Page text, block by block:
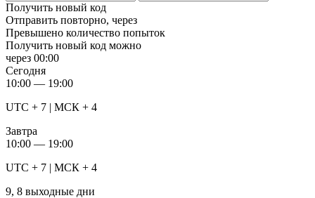
Получить новый код
Отправить повторно, через
Превышено количество попыток
Получить новый код можно
через 00:00
Сегодня
10:00 — 19:00
UTC + 7 | МСК + 4
Завтра
10:00 — 19:00
UTC + 7 | МСК + 4
9, 8 выходные дни